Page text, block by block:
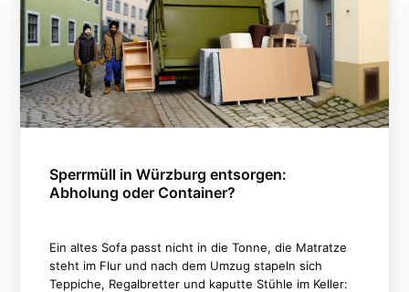
Sperrmüll in Würzburg entsorgen:
Abholung oder Container?
Ein altes Sofa passt nicht in die Tonne, die Matratze
steht im Flur und nach dem Umzug stapeln sich
Teppiche, Regalbretter und kaputte Stühle im Keller: